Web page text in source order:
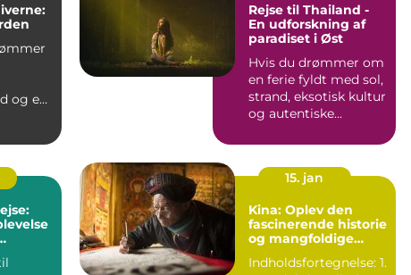
og en
Rejse til Thailand -
En udforskning af
paradiset i Øst
Hvis du drømmer om
en ferie fyldt med sol,
strand, eksotisk kultur
og autentiske
15. jan
Kina: Oplev den
fascinerende historie
og mangfoldige
rige
Indholdsfortegnelse: 1.